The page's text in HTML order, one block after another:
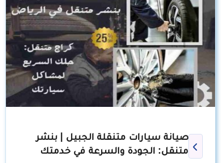
صيانة سيارات متنقلة الجبيل | بنشر
متنقل: الجودة والسرعة في خدمتك